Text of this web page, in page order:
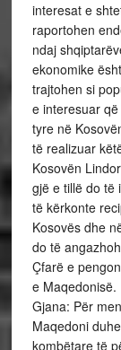
interesat e
raportohen
ndaj
ekonomike
trajtohen si
e interesuar
tyre në
të realizuar
Kosovën
gjë e tillë do të
të kërkonte
Kosovës dhe
do të
Çfarë e
e Maqedonisë.
Gjana: Për
Maqedoni
kombëtare të